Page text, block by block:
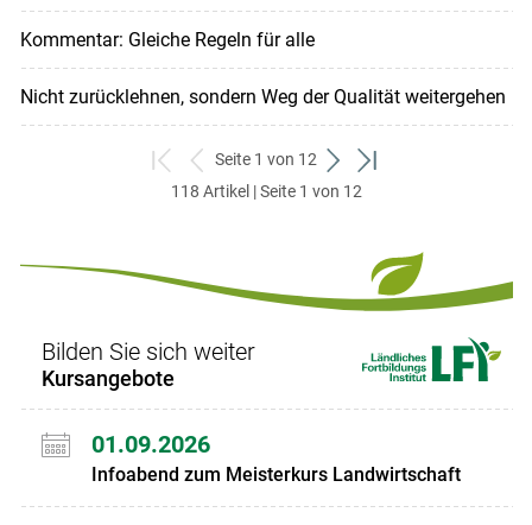
Kommentar: Gleiche Regeln für alle
Nicht zurücklehnen, sondern Weg der Qualität weitergehen
zum
ersten
zurück
zum
Seite 1 von 12
weiter
zum
zum
118 Artikel | Seite 1 von 12
Bilden Sie sich weiter
Kursangebote
01.09.2026
Infoabend zum Meisterkurs Landwirtschaft